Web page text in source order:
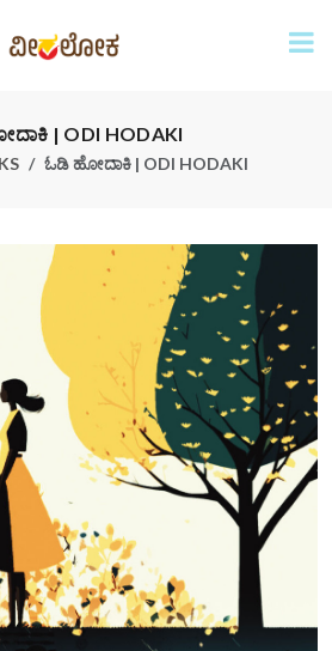
| ODI HODAKI
ಓಡಿ ಹೋದಾಕಿ | ODI HODAKI